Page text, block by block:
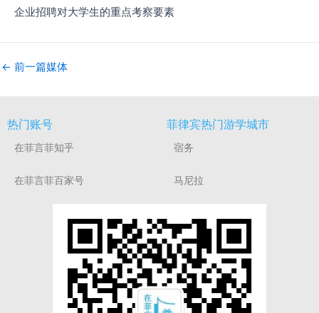
企业招聘对大学生的重点考察要素
← 前一篇媒体
热门账号
在菲言菲知乎
在菲言菲百家号
菲律宾热门游学城市
宿务
马尼拉